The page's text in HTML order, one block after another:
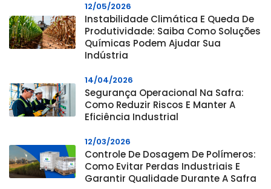
12/05/2026
Instabilidade Climática E Queda De
Produtividade: Saiba Como Soluções
Químicas Podem Ajudar Sua
Indústria
14/04/2026
Segurança Operacional Na Safra:
Como Reduzir Riscos E Manter A
Eficiência Industrial
12/03/2026
Controle De Dosagem De Polímeros:
Como Evitar Perdas Industriais E
Garantir Qualidade Durante A Safra